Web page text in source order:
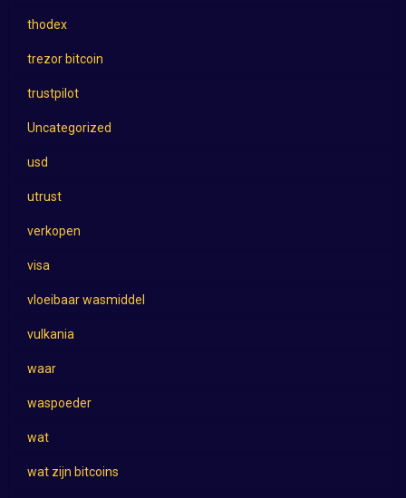
thodex
trezor bitcoin
trustpilot
Uncategorized
usd
utrust
verkopen
visa
vloeibaar wasmiddel
vulkania
waar
waspoeder
wat
wat zijn bitcoins